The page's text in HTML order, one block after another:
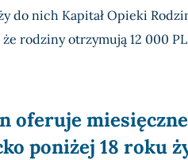
do nich Kapitał Opieki
że rodziny otrzymują 12 000
oferuje
poniżej 18 roku